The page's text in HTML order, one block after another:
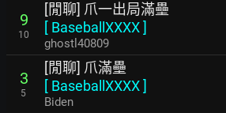
9
10
[閒聊] 爪一出局滿壘
[ BaseballXXXX]
ghostl40809
3
5
[閒聊] 爪滿壘
[ BaseballXXXX]
Biden